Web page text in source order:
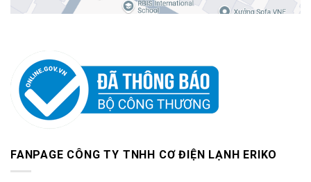
FANPAGE CÔNG TY TNHH CƠ ĐIỆN LẠNH ERIKO